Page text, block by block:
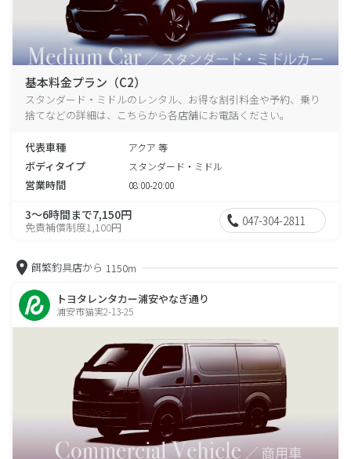
基本料金プラン（C2）
スタンダード・ミドルのレンタル、お得な割引料金や予約、乗り
捨てなどの詳細は、こちらから各店舗にお電話ください。
代表車種 アクア 等
ボディタイプ スタンダード・ミドル
営業時間 08:00-20:00
3～6時間まで7,150円
免責補償制度1,100円 047-304-2811
餌繁釣具店から 1150m
トヨタレンタカー浦安やなぎ通り
浦安市猫実2-13-25